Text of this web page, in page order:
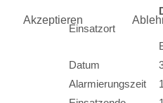
Einsatzort
Datum
Alarmierungszeit
Akzeptieren